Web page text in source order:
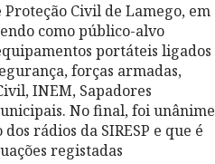
Civil de Lamego, em
como público-alvo
portáteis ligados
forças armadas,
INEM, Sapadores
No final, foi unânime
rádios da SIRESP e que é
registadas